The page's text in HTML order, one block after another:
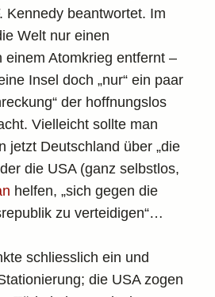
Kennedy beantwortet. Im
Welt nur einen
einem Atomkrieg entfernt –
Insel doch „nur“ ein paar
der hoffnungslos
Vielleicht sollte man
jetzt Deutschland über „die
die USA (ganz selbstlos,
helfen, „sich gegen die
zu verteidigen“…
schliesslich ein und
die USA zogen